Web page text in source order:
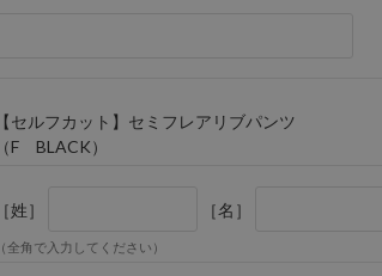
【セルフカット】セミフレアリブパンツ
（F BLACK）
［姓］ ［名］
（全角で入力してください）